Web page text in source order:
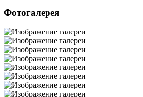
Фотогалерея